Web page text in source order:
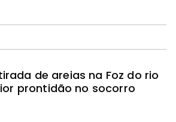
de areias na Foz do rio
prontidão no socorro